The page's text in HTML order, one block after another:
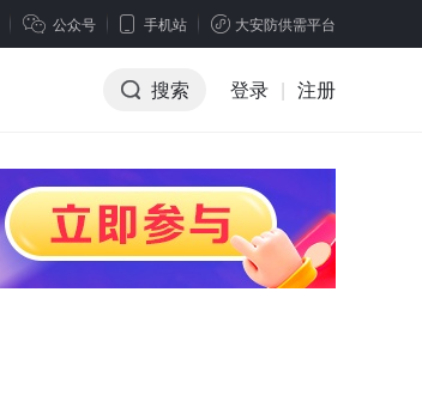
公众号 手机站 大安防供需平台
搜索 登录 | 注册